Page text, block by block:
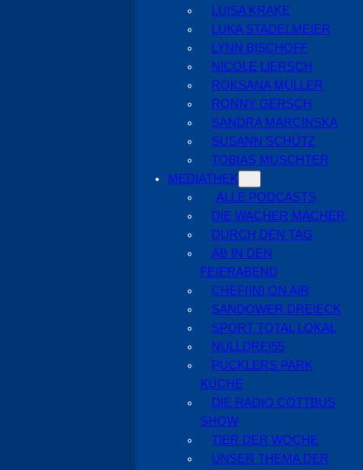
LUISA KRAKE
LUKA STADELMEIER
LYNN BISCHOFF
NICOLE LIERSCH
ROKSANA MÜLLER
RONNY GERSCH
SANDRA MARCINSKA
SUSANN SCHÜTZ
TOBIAS MUSCHTER
MEDIATHEK
ALLE PODCASTS
DIE WACHER MACHER
DURCH DEN TAG
AB IN DEN
FEIERABEND
CHEF(IN) ON AIR
SANDOWER DREIECK
SPORT TOTAL LOKAL
NULLDREI55
PÜCKLERS PARK
KÜCHE
DIE RADIO COTTBUS
SHOW
TIER DER WOCHE
UNSER THEMA DER